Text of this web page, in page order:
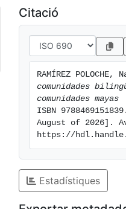
Citació
RAMÍREZ POLOCHE,
comunidades
comunidades
ISBN
August of 2026].
https://
Estadístiques